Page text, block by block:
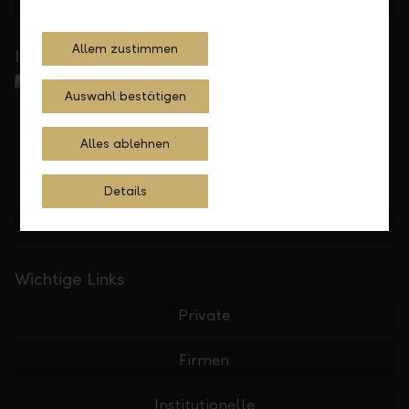
In Ihrer Nähe
Wichtige Links
Private
Firmen
Allem zustimmen
Auswahl bestätigen
Alles ablehnen
Details